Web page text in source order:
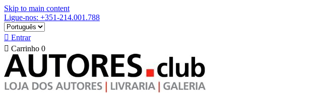
Skip to main content
Ligue-nos: +351-214.001.788
 Entrar
 Carrinho 0